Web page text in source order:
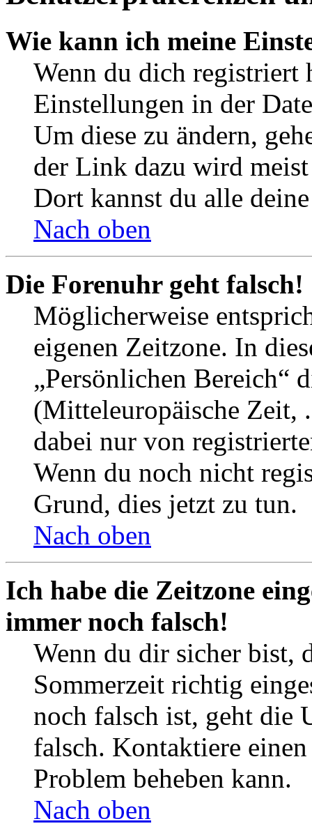
Wie kann ich meine
Wenn du dich registriert
Einstellungen in der
Um diese zu ändern,
der Link dazu wird
Dort kannst du alle
Nach oben
Die Forenuhr geht falsch!
Möglicherweise
eigenen Zeitzone. In
„Persönlichen Bereich“
(Mitteleuropäische Zeit,
dabei nur von
Wenn du noch nicht
Grund, dies jetzt zu tun.
Nach oben
Ich habe die Zeitzone
immer noch falsch!
Wenn du dir sicher bist,
Sommerzeit richtig
noch falsch ist, geht die
falsch. Kontaktiere
Problem beheben kann.
Nach oben